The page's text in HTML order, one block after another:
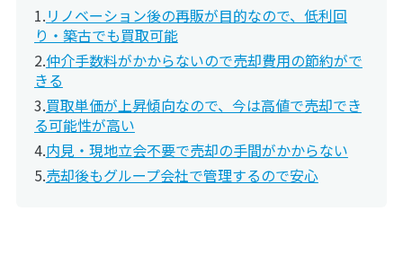
リノベーション後の再販が目的なので、低利回
り・築古でも買取可能
仲介手数料がかからないので売却費用の節約がで
きる
買取単価が上昇傾向なので、今は高値で売却でき
る可能性が高い
内見・現地立会不要で売却の手間がかからない
売却後もグループ会社で管理するので安心